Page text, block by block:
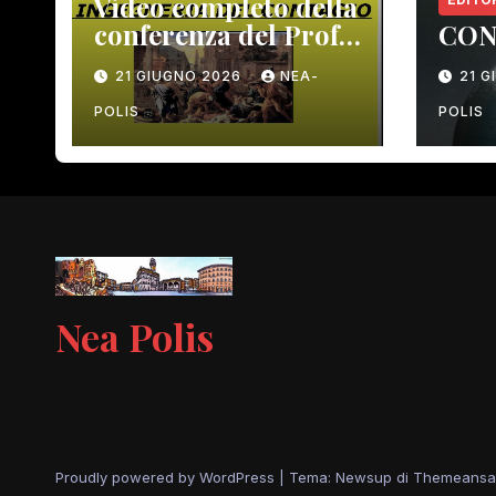
conferenza del Prof.
Macrì del 12 giugno
scorso
21 GIUGNO 2026 NEA-
POLIS
21
POLIS
Nea Polis
Proudly powered by WordPress Tema: Newsup di